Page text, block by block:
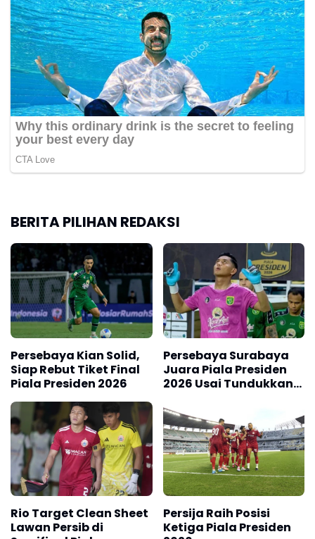
BERITA PILIHAN REDAKSI
Persebaya Kian Solid,
Siap Rebut Tiket Final
Piala Presiden 2026
Persebaya Surabaya
Juara Piala Presiden
2026 Usai Tundukkan
Adu Penalti
Rio Target Clean Sheet
Lawan Persib di
Persija Raih Posisi
Ketiga Piala Presiden